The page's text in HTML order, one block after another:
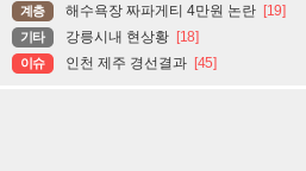
계층 해수욕장 짜파게티 4만원 논란 [19]
기타 강릉시내 현상황 [18]
이슈 인천 제주 경선결과 [45]